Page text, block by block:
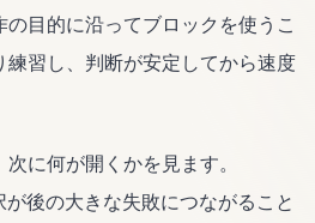
目的に沿ってブロックを使うこ
練習し、判断が安定してから速度
に何が開くかを見ます。
後の大きな失敗につながること